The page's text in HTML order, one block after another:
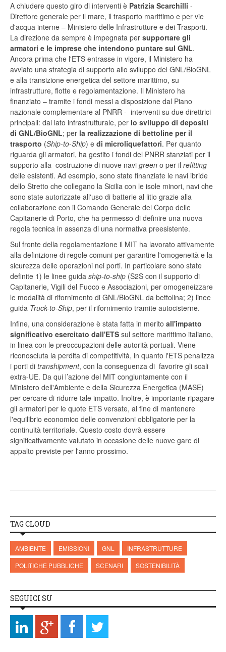
A chiudere questo giro di interventi è Patrizia Scarchilli -
Direttore generale per il mare, il trasporto marittimo e per vie
d'acqua interne – Ministero delle Infrastrutture e dei Trasporti.
La direzione da sempre è impegnata per supportare gli
armatori e le imprese che intendono puntare sul GNL.
Ancora prima che l'ETS entrasse in vigore, il Ministero ha
avviato una strategia di supporto allo sviluppo del GNL/BioGNL
e alla transizione energetica del settore marittimo, su
infrastrutture, flotte e regolamentazione. Il Ministero ha
finanziato – tramite i fondi messi a disposizione dal Piano
nazionale complementare al PNRR - interventi su due direttrici
principali: dal lato infrastrutturale, per lo sviluppo di depositi
di GNL/BioGNL; per la realizzazione di bettoline per il
trasporto (Ship-to-Ship) e di microliquefattori. Per quanto
riguarda gli armatori, ha gestito i fondi del PNRR stanziati per il
supporto alla costruzione di nuove navi green o per il refitting
delle esistenti. Ad esempio, sono state finanziate le navi ibride
dello Stretto che collegano la Sicilia con le isole minori, navi che
sono state autorizzate all'uso di batterie al litio grazie alla
collaborazione con il Comando Generale del Corpo delle
Capitanerie di Porto, che ha permesso di definire una nuova
regola tecnica in assenza di una normativa preesistente.
Sul fronte della regolamentazione il MIT ha lavorato attivamente
alla definizione di regole comuni per garantire l'omogeneità e la
sicurezza delle operazioni nei porti. In particolare sono state
definite 1) le linee guida ship-to-ship (S2S con il supporto di
Capitanerie, Vigili del Fuoco e Associazioni, per omogeneizzare
le modalità di rifornimento di GNL/BioGNL da bettolina; 2) linee
guida Truck-to-Ship, per il rifornimento tramite autocisterne.
Infine, una considerazione è stata fatta in merito all'impatto
significativo esercitato dall'ETS sul settore marittimo italiano,
in linea con le preoccupazioni delle autorità portuali. Viene
riconosciuta la perdita di competitività, in quanto l'ETS penalizza
i porti di transhipment, con la conseguenza di favorire gli scali
extra-UE. Da qui l’azione del MIT congiuntamente con il
Ministero dell'Ambiente e della Sicurezza Energetica (MASE)
per cercare di ridurre tale impatto. Inoltre, è importante ripagare
gli armatori per le quote ETS versate, al fine di mantenere
l'equilibrio economico delle convenzioni obbligatorie per la
continuità territoriale. Questo costo dovrà essere
significativamente valutato in occasione delle nuove gare di
appalto previste per l'anno prossimo.
TAG CLOUD
AMBIENTE EMISSIONI GNL
INFRASTRUTTURE
POLITICHE PUBBLICHE
SCENARI SOSTENIBILITÀ
SEGUICI SU